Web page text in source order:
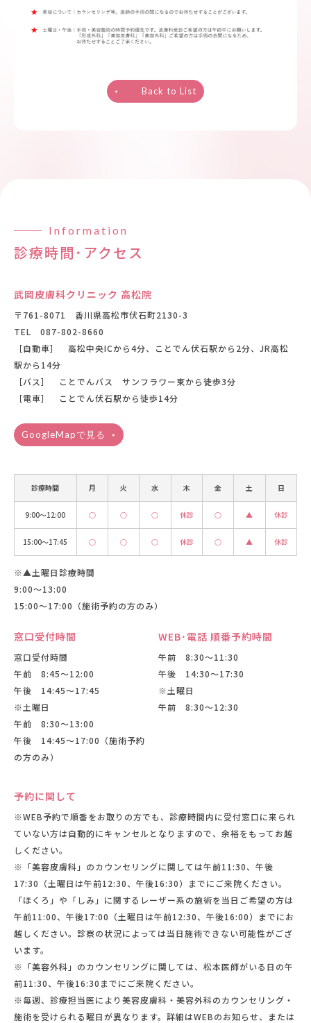
Back to List
Information
診療時間･アクセス
武岡皮膚科クリニック 高松院
〒761-8071 香川県高松市伏石町2130-3
TEL 087-802-8660
［自動車］ 高松中央ICから4分、ことでん伏石駅から2分、JR高松
駅から14分
［バス］ ことでんバス サンフラワー東から徒歩3分
［電車］ ことでん伏石駅から徒歩14分
GoogleMapで見る
診療時間 月 火 水 木 金 土 日
9:00〜12:00 ○ ○ ○ 休診 ○ ▲ 休診
15:00〜17:45 ○ ○ ○ 休診 ○ ▲ 休診
※▲土曜日診療時間
9:00〜13:00
15:00〜17:00（施術予約の方のみ）
窓口受付時間
窓口受付時間
午前 8:45〜12:00
午後 14:45〜17:45
※土曜日
午前 8:30〜13:00
午後 14:45〜17:00（施術予約
の方のみ）
WEB･電話 順番予約時間
午前 8:30〜11:30
午後 14:30〜17:30
※土曜日
午前 8:30〜12:30
予約に関して
※WEB予約で順番をお取りの方でも、診療時間内に受付窓口に来られ
ていない方は自動的にキャンセルとなりますので、余裕をもってお越
しください。
※「美容皮膚科」のカウンセリングに関しては午前11:30、午後
17:30（土曜日は午前12:30、午後16:30）までにご来院ください。
「ほくろ」や「しみ」に関するレーザー系の施術を当日ご希望の方は
午前11:00、午後17:00（土曜日は午前12:30、午後16:00）までにお
越しください。診察の状況によっては当日施術できない可能性がござ
います。
※「美容外科」のカウンセリングに関しては、松本医師がいる日の午
前11:30、午後16:30までにご来院ください。
※毎週、診療担当医により美容皮膚科・美容外科のカウンセリング・
施術を受けられる曜日が異なります。詳細はWEBのお知らせ、または